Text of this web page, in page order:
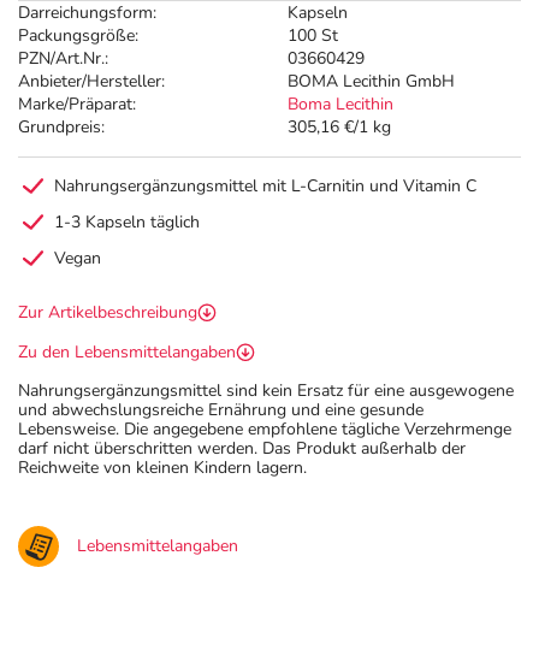
Darreichungsform:
Kapseln
Packungsgröße:
100 St
PZN/Art.Nr.:
03660429
Anbieter/Hersteller:
BOMA Lecithin GmbH
Marke/Präparat:
Boma Lecithin
Grundpreis:
305,16 €/1 kg
Nahrungsergänzungsmittel mit L-Carnitin und Vitamin C
1-3 Kapseln täglich
Vegan
Zur Artikelbeschreibung
Zu den Lebensmittelangaben
Nahrungsergänzungsmittel sind kein Ersatz für eine ausgewogene
und abwechslungsreiche Ernährung und eine gesunde
Lebensweise. Die angegebene empfohlene tägliche Verzehrmenge
darf nicht überschritten werden. Das Produkt außerhalb der
Reichweite von kleinen Kindern lagern.
Lebensmittelangaben